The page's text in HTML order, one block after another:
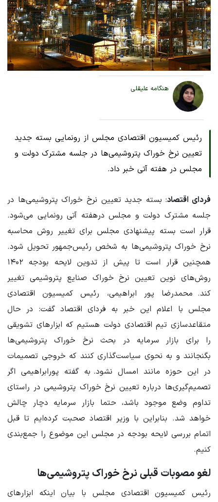
هنگامه علیقلی
رئیس کمیسیون اقتصادی مجلس از رونمایی بسته جدید
تعیین نرخ خوراک پتروشیمی‌ها در جلسه مشترک دولت و
مجلس در هفته آتی خبر داد.
فردای اقتصاد: بسته جدید تعیین نرخ خوراک پتروشیمی‌ها در
جلسه مشترک دولت و مجلس درهفته آتی رونمایی می‌شود.
قرار است بسته پیشنهادی مجلس برای تغییر روش محاسبه
نرخ خوراک پتروشیمی‌ها به شخص رئیس‌جمهور تحویل شود.
همچنین قرار است تا پیش از تدوین لایحه بودجه ۱۴۰۲
روش‌های نوین تعیین نرخ خوراک صنایع پتروشیمی تغییر
کند. محمدرضا پور ابراهیمی، ‌رئیس کمیسیون اقتصادی
مجلس با اعلام این خبر به فردای اقتصاد گفت: در حال
متقاعدسازی تیم اقتصادی دولت هستیم که ابزارهای تشویقی
را برای بازار سرمایه در بحث نرخ خوراک پتروشیمی‌ها
بگنجانند و به نحوی سیاست‌گذاری کنند که خروجی تصمیمات
در این حوزه مانند امسال نشود. به گفته پورابراهیمی اگر
تصمیم‌گیری‌ها درباره تعیین نرخ خوراک پتروشیمی در راستای
تداوم وضع موجود باشد، حتما بازار سرمایه دچار چالش
خواهد شد. بنابراین با وزیر اقتصاد صحبت کرده‌ایم تا قبل
اتمام بررسی لایحه بودجه در مجلس این موضوع را جمع‌بندی
کنیم.
لغو مصوبات قبلی نرخ خوراک پتروشیمی‌ها
رئیس کمیسیون اقتصادی مجلس با بیان اینکه ابزارهای